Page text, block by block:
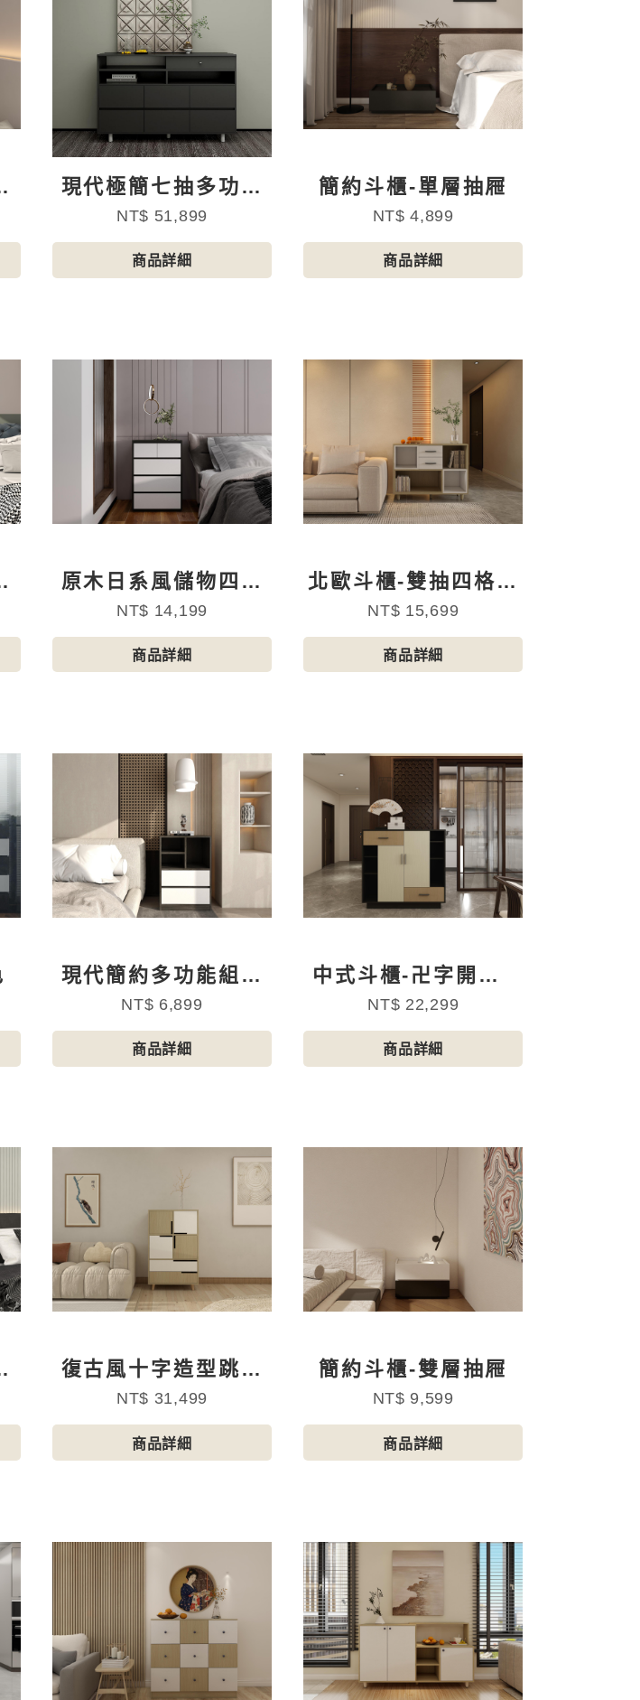
現代極簡七抽多功能
鬥櫃
NT$ 51,899
商品詳細
簡約斗櫃-單層抽屜
NT$ 4,899
商品詳細
原木日系風儲物四斗
櫃
NT$ 14,199
商品詳細
北歐斗櫃-雙抽四格開
放式
NT$ 15,699
商品詳細
現代簡約多功能組合
斗櫃C
NT$ 6,899
商品詳細
中式斗櫃-卍字開門2
抽 (絕版品出清)
NT$ 22,299
商品詳細
復古風十字造型跳色
雙抽斗櫃
NT$ 31,499
商品詳細
簡約斗櫃-雙層抽屜
NT$ 9,599
商品詳細